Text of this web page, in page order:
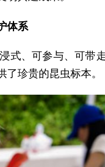
体系
式、可参与、可带
珍贵的昆虫标本。